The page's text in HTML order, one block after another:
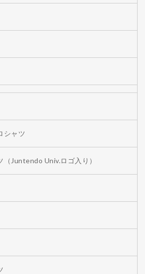
シャツ
（Juntendo Univ.ロゴ入り）